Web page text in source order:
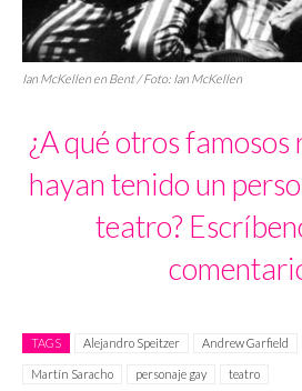
Ian McKellen en Bent/ Foto: Ian McKellen
¿A qué otros famosos
hayan tenido un
teatro?
TAGS Alejandro Speitzer Andrew Garfield
Martín Saracho personaje gay teatro